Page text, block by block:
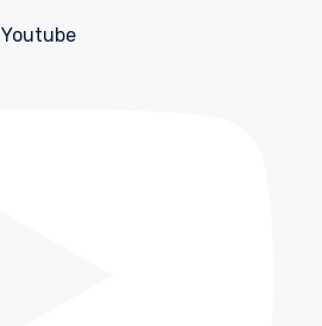
Youtube